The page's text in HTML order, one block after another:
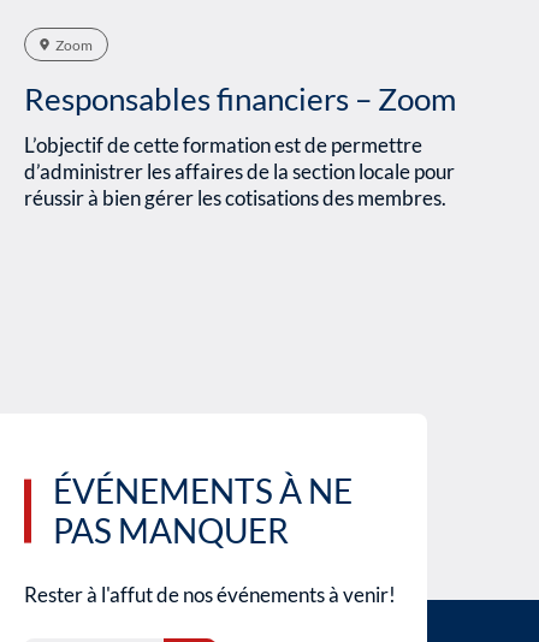
Zoom
Responsables financiers – Zoom
L’objectif de cette formation est de permettre
d’administrer les affaires de la section locale pour
réussir à bien gérer les cotisations des membres.
ÉVÉNEMENTS À NE
PAS MANQUER
Rester à l'affut de nos événements à venir!